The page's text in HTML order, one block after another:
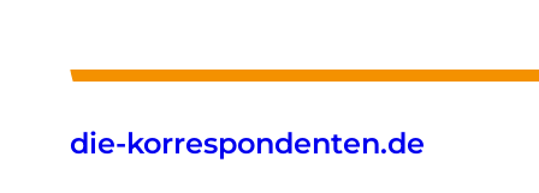
die-korrespondenten.de